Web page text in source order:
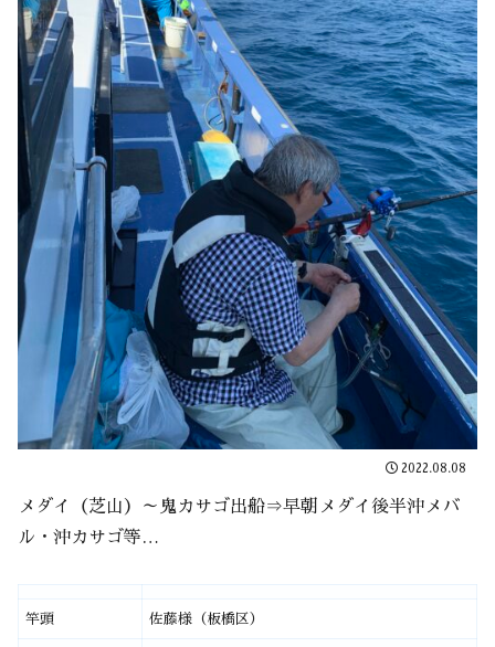
2022.08.08
メダイ（芝山）～鬼カサゴ出船⇒早朝メダイ後半沖メバ
ル・沖カサゴ等…
竿頭 佐藤様（板橋区）